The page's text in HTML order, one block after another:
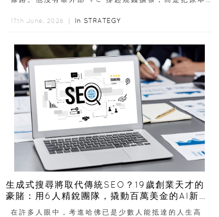
17th June, 2026 ｜ In STRATEGY
生成式搜尋將取代傳統SEO？19歲創業天才的
豪賭：用6人精銳團隊，撬動百萬美金的AI新商
機
在許多人眼中，考進哈佛已是少數人能抵達的人生高